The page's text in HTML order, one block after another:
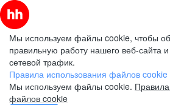
Мы используем файлы cookie, чтобы
правильную работу нашего веб-сайта
сетевой трафик.
Правила использования файлов cookie
Мы используем файлы cookie.
файлов cookie